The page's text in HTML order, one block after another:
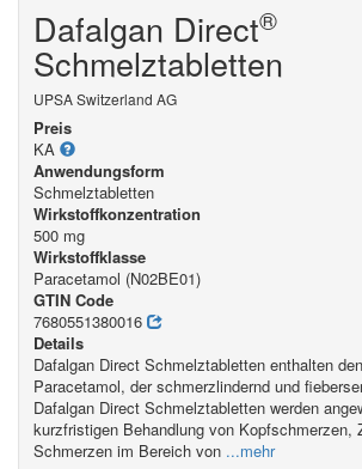
Dafalgan Direct®
Schmelztabletten
UPSA Switzerland AG
Preis
KA
Anwendungsform
Schmelztabletten
Wirkstoffkonzentration
500 mg
Wirkstoffklasse
Paracetamol (N02BE01)
GTIN Code
7680551380016
Details
Dafalgan Direct Schmelztabletten enthalten
Paracetamol, der schmerzlindernd und
Dafalgan Direct Schmelztabletten werden
kurzfristigen Behandlung von Kopfschmerzen,
Schmerzen im Bereich von ...mehr